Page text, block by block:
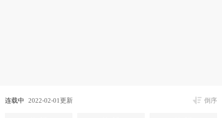
连载中 2022-02-01更新 倒序